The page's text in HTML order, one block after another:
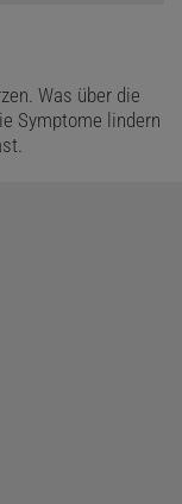
Was über die
Symptome lindern